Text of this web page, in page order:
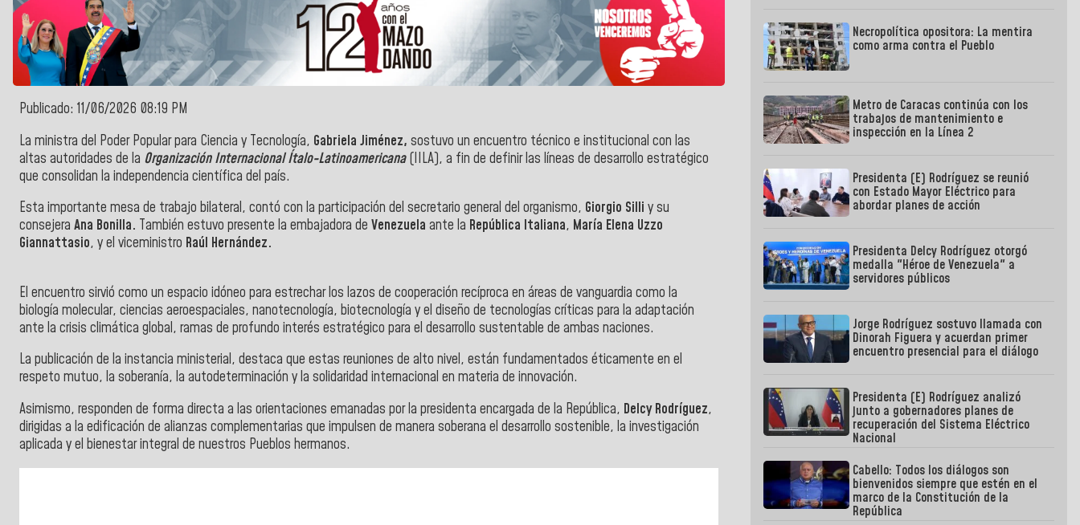
Publicado: 11/06/2026 08:19 PM
La ministra del Poder Popular para Ciencia y Tecnología, Gabriela Jiménez, sostuvo un encuentro técnico e institucional con las
altas autoridades de la Organización Internacional Ítalo-Latinoamericana(IILA), a fin de definir las líneas de desarrollo estratégico
que consolidan la independencia científica del país.
Esta importante mesa de trabajo bilateral, contó con la participación del secretario general del organismo, Giorgio Silli y su
consejera Ana Bonilla. También estuvo presente la embajadora de Venezuela ante la República Italiana, María Elena Uzzo
Giannattasio, y el viceministro Raúl Hernández.
El encuentro sirvió como un espacio idóneo para estrechar los lazos de cooperación recíproca en áreas de vanguardia como la
biología molecular, ciencias aeroespaciales, nanotecnología, biotecnología y el diseño de tecnologías críticas para la adaptación
ante la crisis climática global, ramas de profundo interés estratégico para el desarrollo sustentable de ambas naciones.
​La publicación de la instancia ministerial, destaca que estas reuniones de alto nivel, están fundamentados éticamente en el
respeto mutuo, la soberanía, la autodeterminación y la solidaridad internacional en materia de innovación.
Asimismo, responden de forma directa a las orientaciones emanadas por la presidenta encargada de la República, Delcy Rodríguez,
dirigidas a la edificación de alianzas complementarias que impulsen de manera soberana el desarrollo sostenible, la investigación
aplicada y el bienestar integral de nuestros Pueblos hermanos.
Necropolítica opositora: La mentira
como arma contra el Pueblo
Metro de Caracas continúa con los
trabajos de mantenimiento e
inspección en la Línea 2
Presidenta (E) Rodríguez se reunió
con Estado Mayor Eléctrico para
abordar planes de acción
Presidenta Delcy Rodríguez otorgó
medalla "Héroe de Venezuela" a
servidores públicos
Jorge Rodríguez sostuvo llamada con
Dinorah Figuera y acuerdan primer
encuentro presencial para el diálogo
Presidenta (E) Rodríguez analizó
junto a gobernadores planes de
recuperación del Sistema Eléctrico
Nacional
Cabello: Todos los diálogos son
bienvenidos siempre que estén en el
marco de la Constitución de la
República